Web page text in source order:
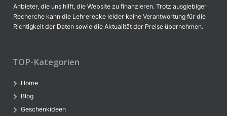
Anbieter, die uns hilft, die Website zu finanzieren. Trotz ausgiebiger
Recherche kann die Lehrerecke leider keine Verantwortung für die
Richtigkeit der Daten sowie die Aktualität der Preise übernehmen.
TOP-Kategorien
Home
Blog
Geschenkideen